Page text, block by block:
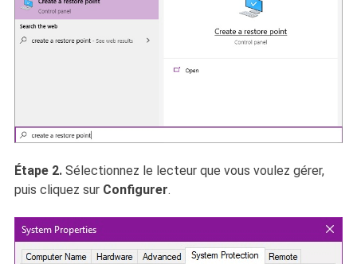
Étape 2.Sélectionnez le lecteur que vous voulez gérer,
puis cliquez sur Configurer.